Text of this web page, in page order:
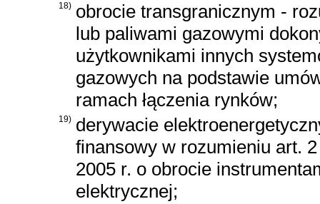
18) obrocie transgranicznym -
lub paliwami gazowymi
użytkownikami innych
gazowych na podstawie
ramach łączenia rynków;
19) derywacie
finansowy w rozumieniu art.
2005 r. o obrocie
elektrycznej;